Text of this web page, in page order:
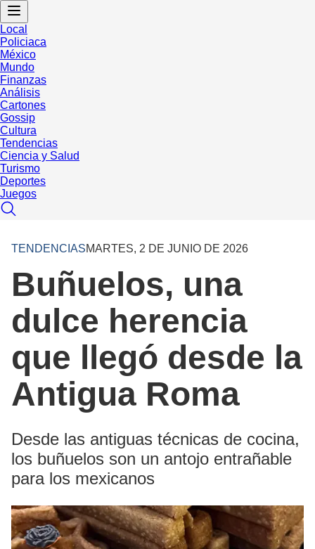
Local
Policiaca
México
Mundo
Finanzas
Análisis
Cartones
Gossip
Cultura
Tendencias
Ciencia y Salud
Turismo
Deportes
Juegos
TENDENCIASMARTES, 2 DE JUNIO DE 2026
Buñuelos, una
dulce herencia
que llegó desde la
Antigua Roma
Desde las antiguas técnicas de cocina,
los buñuelos son un antojo entrañable
para los mexicanos